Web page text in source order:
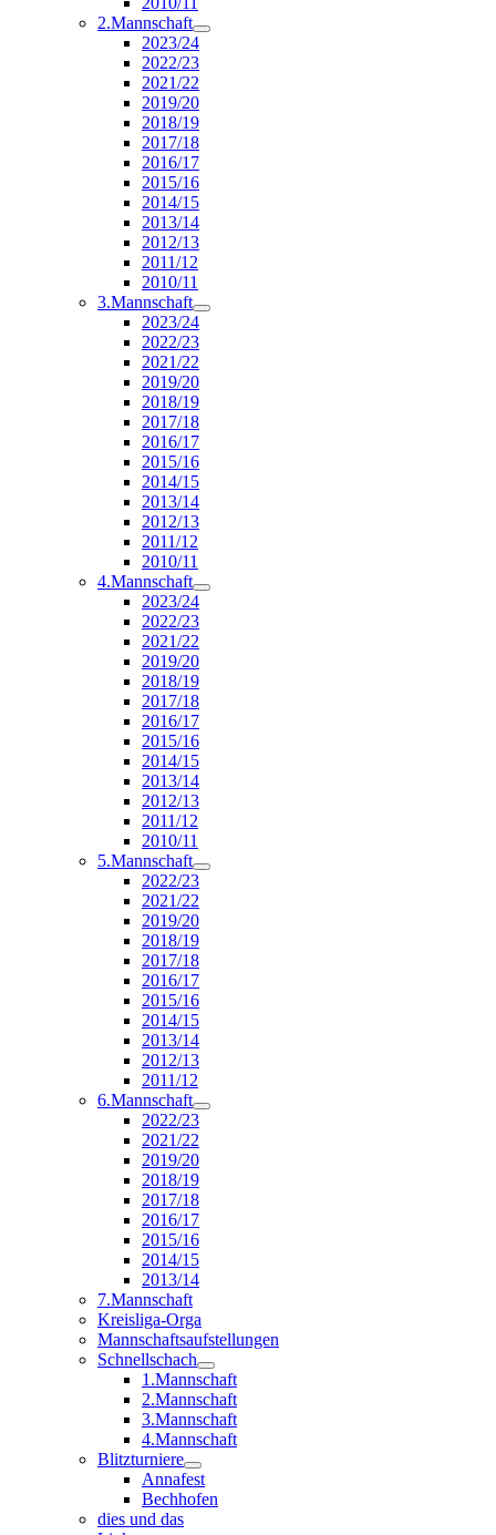
2.Mannschaft
2023/24
2022/23
2021/22
2019/20
2018/19
2017/18
2016/17
2015/16
2014/15
2013/14
2012/13
2011/12
2010/11
3.Mannschaft
2023/24
2022/23
2021/22
2019/20
2018/19
2017/18
2016/17
2015/16
2014/15
2013/14
2012/13
2011/12
2010/11
4.Mannschaft
2023/24
2022/23
2021/22
2019/20
2018/19
2017/18
2016/17
2015/16
2014/15
2013/14
2012/13
2011/12
2010/11
5.Mannschaft
2022/23
2021/22
2019/20
2018/19
2017/18
2016/17
2015/16
2014/15
2013/14
2012/13
2011/12
6.Mannschaft
2022/23
2021/22
2019/20
2018/19
2017/18
2016/17
2015/16
2014/15
2013/14
7.Mannschaft
Kreisliga-Orga
Mannschaftsaufstellungen
Schnellschach
1.Mannschaft
2.Mannschaft
3.Mannschaft
4.Mannschaft
Blitzturniere
Annafest
Bechhofen
dies und das